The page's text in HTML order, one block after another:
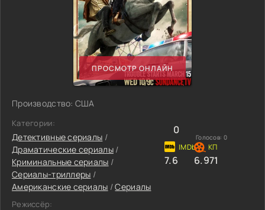
ПРОСМОТР ОНЛАЙН
Производство: США
Категории:
Детективные сериалы /
Драматические сериалы/
Криминальные сериалы /
Сериалы-триллеры /
Американские сериалы /Сериалы
Режиссёр:
0
Голосов: 0
7.6 6.971